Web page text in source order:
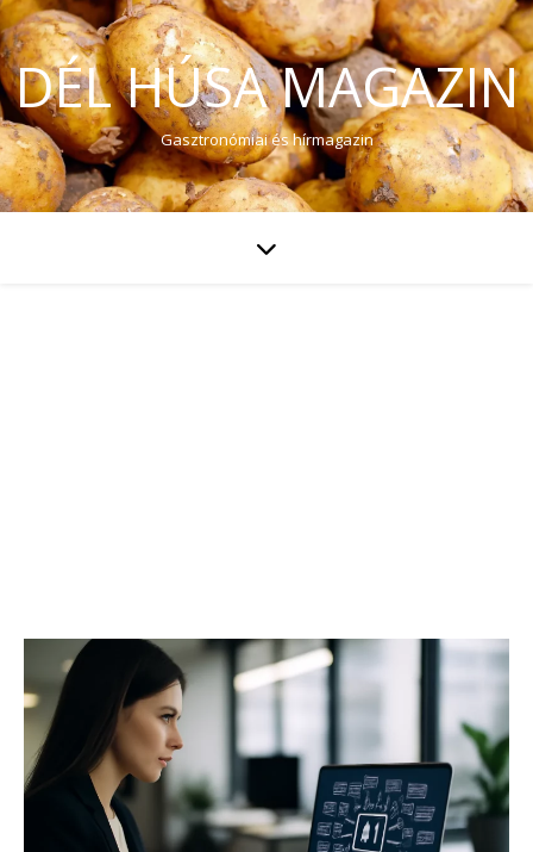
DÉL HÚSA MAGAZIN
Gasztronómiai és hírmagazin